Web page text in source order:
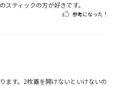
ティックの方が好きです。
参考になった！
ます。2枚蓋を開けないといけないの